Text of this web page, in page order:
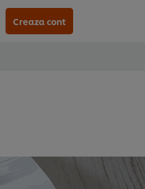
Creaza cont